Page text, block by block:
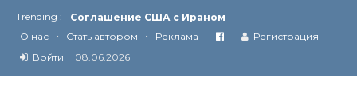
Trending :
Соглашение США с Ираном
Технология Революции в Иране
О нас • Стать автором • Реклама
Регистрация
Войти
08.06.2026